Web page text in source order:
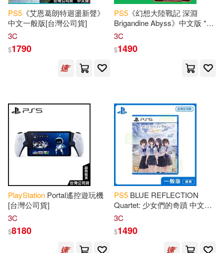
PS5 《艾恩葛朗特迴盪新聲》
中文一般版[台灣公司貨]
3C
$1790
PS5 《幻想大陸戰記 深淵
Brigandine Abyss》中文版 *
SONY
3C
$1490
PlayStation Portal遙控遊玩機
[台灣公司貨]
3C
$8180
PS5 BLUE REFLECTION
Quartet: 少女們的奇蹟 中文版
台灣公司貨
3C
$1490